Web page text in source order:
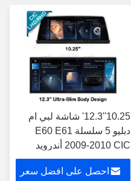
10.25''12.3' شاشة لبي ام
دبليو 5 سلسلة E60 E61
2009-2010 CIC أندرويد
مشغل الوسائط المتعددة
احصل على افضل سعر